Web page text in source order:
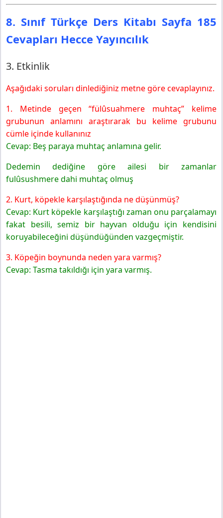
8. Sınıf Türkçe Ders Kitabı Sayfa 185
Cevapları Hecce Yayıncılık
3. Etkinlik
Aşağıdaki soruları dinlediğiniz metne göre cevaplayınız.
1. Metinde geçen “fülûsuahmere muhtaç” kelime
grubunun anlamını araştırarak bu kelime grubunu
cümle içinde kullanınız
Cevap: Beş paraya muhtaç anlamına gelir.
Dedemin dediğine göre ailesi bir zamanlar
fulûsushmere dahi muhtaç olmuş
2. Kurt, köpekle karşılaştığında ne düşünmüş?
Cevap: Kurt köpekle karşılaştığı zaman onu parçalamayı
fakat besili, semiz bir hayvan olduğu için kendisini
koruyabileceğini düşündüğünden vazgeçmiştir.
3. Köpeğin boynunda neden yara varmış?
Cevap: Tasma takıldığı için yara varmış.